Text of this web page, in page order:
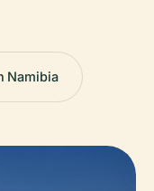
Namibia